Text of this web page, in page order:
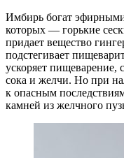
Имбирь богат
которых — горькие
придает вещество
подстегивает
ускоряет пищеварение,
сока и желчи. Но при
к опасным
камней из желчного